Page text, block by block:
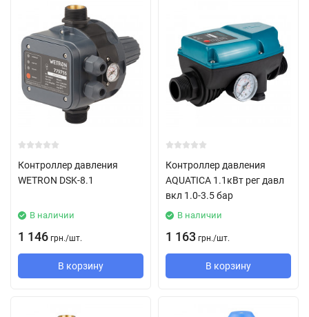
Контроллер давления
WETRON DSK-8.1
В наличии
1 146 грн./шт.
В корзину
Контроллер давления
AQUATICA 1.1кВт рег давл
вкл 1.0-3.5 бар
В наличии
1 163 грн./шт.
В корзину